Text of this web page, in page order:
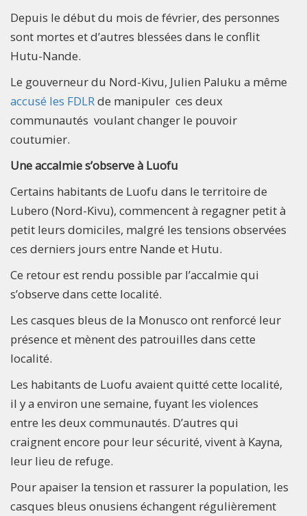
Depuis le début du mois de février, des personnes
sont mortes et d’autres blessées dans le conflit
Hutu-Nande.
Le gouverneur du Nord-Kivu, Julien Paluku a même
accusé les FDLRde manipuler ces deux
communautés voulant changer le pouvoir
coutumier.
Une accalmie s’observe à Luofu
Certains habitants de Luofu dans le territoire de
Lubero (Nord-Kivu), commencent à regagner petit à
petit leurs domiciles, malgré les tensions observées
ces derniers jours entre Nande et Hutu.
Ce retour est rendu possible par l’accalmie qui
s’observe dans cette localité.
Les casques bleus de la Monusco ont renforcé leur
présence et mènent des patrouilles dans cette
localité.
Les habitants de Luofu avaient quitté cette localité,
il y a environ une semaine, fuyant les violences
entre les deux communautés. D’autres qui
craignent encore pour leur sécurité, vivent à Kayna,
leur lieu de refuge.
Pour apaiser la tension et rassurer la population, les
casques bleus onusiens échangent régulièrement